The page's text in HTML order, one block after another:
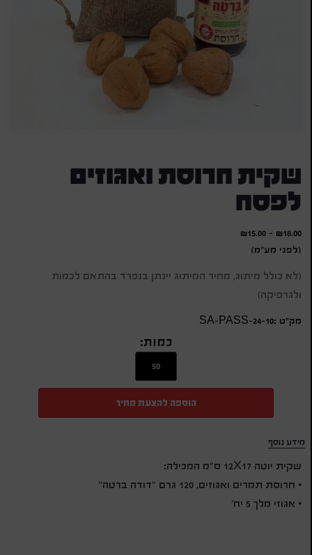
שקית חרוסת ואגוזים
לפסח
₪18.00
-
₪15.00
(לפני מע"מ)
(לא כולל מיתוג, מחיר המיתוג יינתן בנפרד בהתאם לכמות
ולגרפיקה)
מק״ט :SA-PASS-24-10
כמות:
הוספה להצעת מחיר
מידע נוסף
שקית יוטה 12X17 ס"מ המכילה:
• חרוסת תמרים ואגוזים, 120 גרם "דודה ברטה"
• אגוזי מלך 5 יח'